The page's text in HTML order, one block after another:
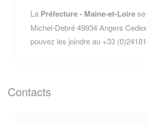
La Préfecture - Maine-et-Loire
Michel-Debré 49934 Angers
pouvez les joindre au +33
Contacts